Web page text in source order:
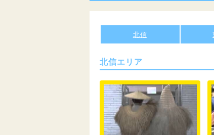
北信
北信エリア